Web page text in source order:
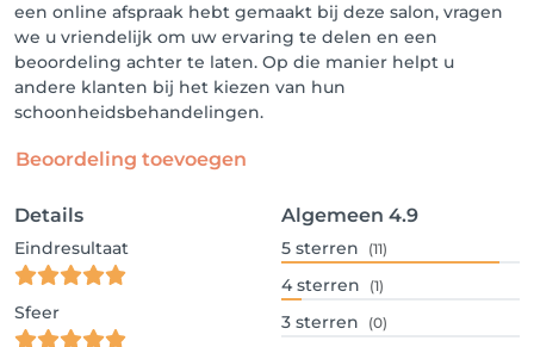
een online afspraak hebt gemaakt bij deze salon, vragen
we u vriendelijk om uw ervaring te delen en een
beoordeling achter te laten. Op die manier helpt u
andere klanten bij het kiezen van hun
schoonheidsbehandelingen.
Beoordeling toevoegen
Details
Eindresultaat
Sfeer
Algemeen 4.9
5 sterren (11)
4 sterren (1)
3 sterren (0)